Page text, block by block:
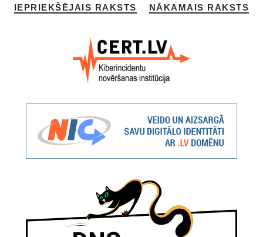
IEPRIEKŠĒJAIS RAKSTS NĀKAMAIS RAKSTS